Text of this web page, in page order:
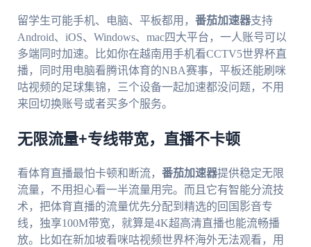
留学生可能手机、电脑、平板都用， 番茄加速器支持
Android、iOS、Windows、mac四大平台，一人账号可以
多端同时加速。比如你在越南用手机看CCTV5世界杯直
播，同时用电脑看腾讯体育的NBA赛事，平板还能刷咪
咕视频的足球集锦，三个设备一起加速都没问题，不用
来回切换账号或者买多个服务。
无限流量+专线带宽，直播不卡顿
看体育直播最怕卡顿和断流， 番茄加速器提供稳定无限
流量，不用担心看一半流量用完。而且它有智能分流技
术，把体育直播的流量优先分配到精选的回国影音专
线，独享100M带宽，就算是4K超高清直播也能流畅播
放。比如在新加坡看咪咕视频世界杯海外无法观看，用